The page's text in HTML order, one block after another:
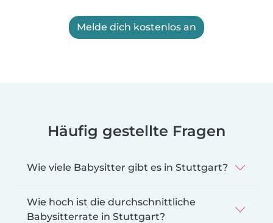
Melde dich kostenlos an
Häufig gestellte Fragen
Wie viele Babysitter gibt es in Stuttgart?
Wie hoch ist die durchschnittliche
Babysitterrate in Stuttgart?